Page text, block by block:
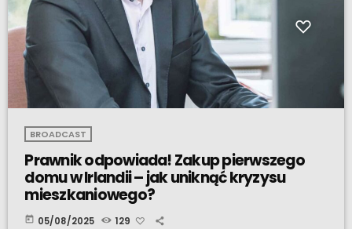
BROADCAST
Prawnik odpowiada! Zakup pierwszego
domu w Irlandii – jak uniknąć kryzysu
mieszkaniowego?
today 05/08/2025 129